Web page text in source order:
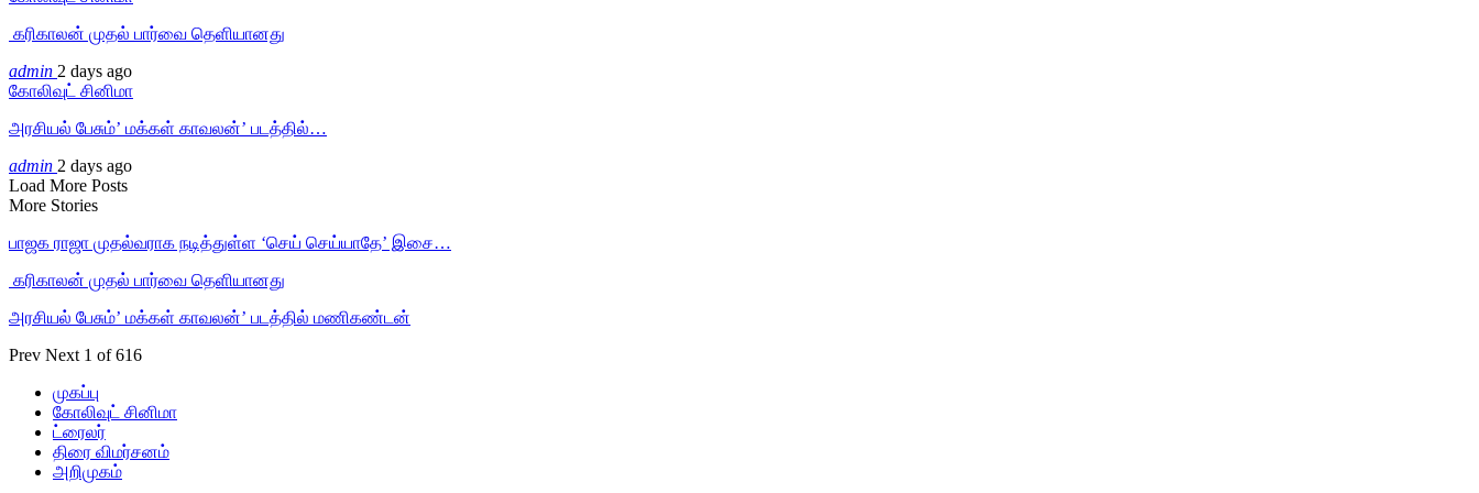
‎ கரிகாலன் முதல் பார்வை தெளியானது
admin 2 days ago
கோலிவுட் சினிமா
அரசியல் பேசும்’ மக்கள் காவலன்’ படத்தில்…
admin 2 days ago
Load More Posts
More Stories
பாஜக ராஜா முதல்வராக நடித்துள்ள ‘செய் செய்யாதே’ இசை…
‎ கரிகாலன் முதல் பார்வை தெளியானது
அரசியல் பேசும்’ மக்கள் காவலன்’ படத்தில் மணிகண்டன்
Prev Next 1 of 616
முகப்பு
கோலிவுட் சினிமா
ட்ரைலர்
திரை விமர்சனம்
அறிமுகம்